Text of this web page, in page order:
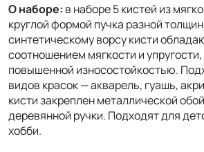
О наборе: в наборе 5 кистей из
круглой формой пучка разной
синтетическому ворсу кисти
соотношением мягкости и
повышенной износостойкостью.
видов красок — акварель, гуашь,
кисти закреплен металлической
деревянной ручки. Подходят для
хобби.